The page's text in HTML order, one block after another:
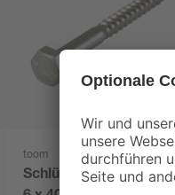
toom
Schlüsselschrauben Ø